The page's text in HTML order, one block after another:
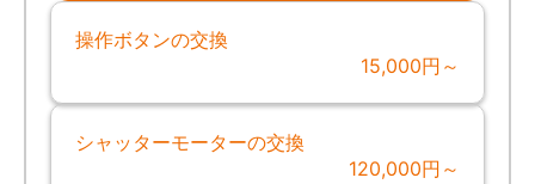
操作ボタンの交換
15,000円～
シャッターモーターの交換
120,000円～